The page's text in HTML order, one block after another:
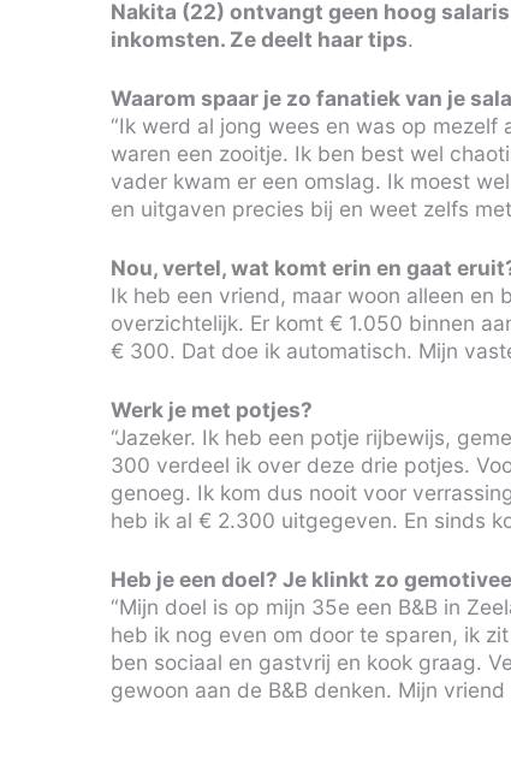
Nakita (22) ontvangt geen hoog
inkomsten. Ze deelt haar tips.
Waarom spaar je zo fanatiek van je
“Ik werd al jong wees en was op mezelf
waren een zooitje. Ik ben best wel
vader kwam er een omslag. Ik moest
en uitgaven precies bij en weet zelfs
Nou, vertel, wat komt erin en gaat
Ik heb een vriend, maar woon alleen en
overzichtelijk. Er komt € 1.050 binnen
€ 300. Dat doe ik automatisch. Mijn
Werk je met potjes?
“Jazeker. Ik heb een potje rijbewijs,
300 verdeel ik over deze drie potjes.
genoeg. Ik kom dus nooit voor
heb ik al € 2.300 uitgegeven. En sinds
Heb je een doel? Je klinkt zo
“Mijn doel is op mijn 35e een B&B in
heb ik nog even om door te sparen, ik
ben sociaal en gastvrij en kook graag.
gewoon aan de B&B denken. Mijn